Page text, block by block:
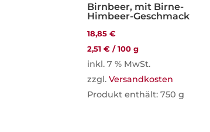
Birnbeer, mit Birne-
Himbeer-Geschmack
18,85€
2,51€ /100 g
inkl. 7 % MwSt.
zzgl.Versandkosten
Produkt enthält: 750g